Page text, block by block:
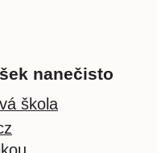
nanečisto
škola